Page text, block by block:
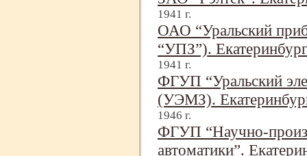
1941 г.
ОАО “Уральский
“УПЗ”). Екатеринбург
1941 г.
ФГУП “Уральский
(УЭМЗ).
1946 г.
ФГУП “Научно-
автоматики”.